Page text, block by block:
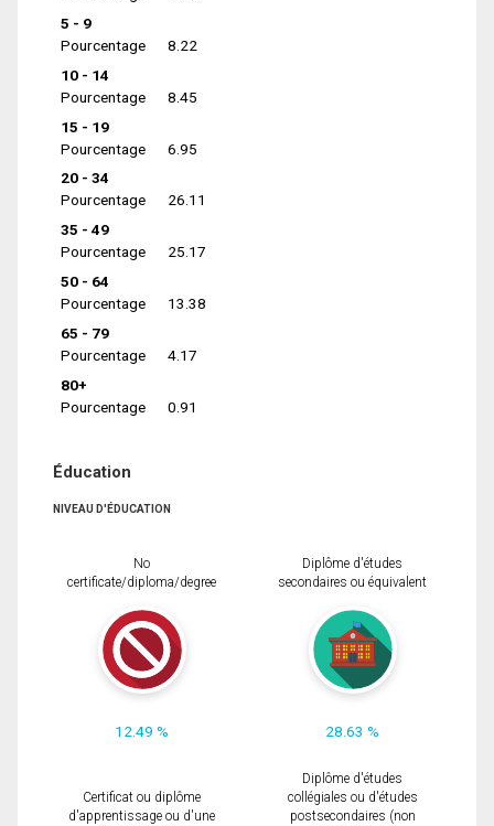
5 - 9
Pourcentage
8.22
10 - 14
Pourcentage
8.45
15 - 19
Pourcentage
6.95
20 - 34
Pourcentage
26.11
35 - 49
Pourcentage
25.17
50 - 64
Pourcentage
13.38
65 - 79
Pourcentage
4.17
80+
Pourcentage
0.91
Éducation
NIVEAU D'ÉDUCATION
No
certificate/diploma/degree
12.49 %
Diplôme d'études
secondaires ou équivalent
28.63 %
Certificat ou diplôme
d'apprentissage ou d'une
Diplôme d'études
collégiales ou d'études
postsecondaires (non